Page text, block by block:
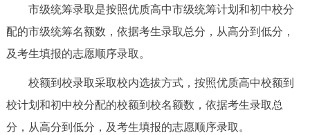
ITALIANO
市级统筹录取是按照优质高中市级统筹计划和初中校分
配的市级统筹名额数，依据考生录取总分，从高分到低分，
及考生填报的志愿顺序录取。
校额到校录取采取校内选拔方式，按照优质高中校额到
校计划和初中校分配的校额到校名额数，依据考生录取总
分，从高分到低分，及考生填报的志愿顺序录取。